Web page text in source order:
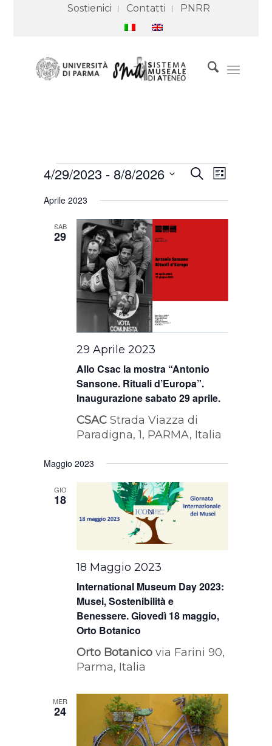
Sostienici Contatti PNRR
Eventi Eventi
Ricerca
Navigazione
CercaEvento
Viste
Lista
4/29/2023 - 8/8/2026
la
data.
Aprile 2023
SAB
29
Allo Csac la mostra “Antonio
Sansone. Rituali d’Europa”.
Inaugurazione sabato 29 aprile.
29 Aprile 2023
CSACStrada Viazza di
Paradigna, 1, PARMA, Italia
Maggio 2023
GIO
18
International Museum Day 2023:
Musei, Sostenibilità e
Benessere. Giovedì 18 maggio,
Orto Botanico
18 Maggio 2023
Orto Botanicovia Farini 90,
Parma, Italia
MER
24